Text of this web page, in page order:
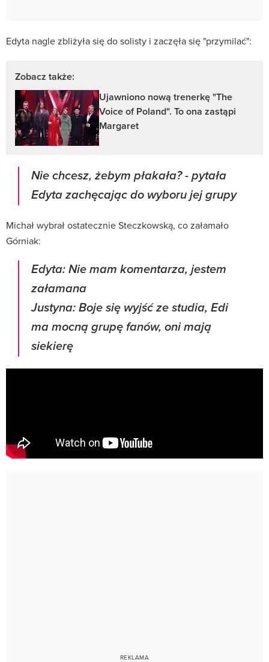
Edyta nagle zbliżyła się do solisty i zaczęła się "przymilać":
Zobacz także:
Ujawniono nową trenerkę "The
Voice of Poland". To ona zastąpi
Margaret
Nie chcesz, żebym płakała?- pytała
Edyta zachęcając do wyboru jej grupy
Michał wybrał ostatecznie Steczkowską, co załamało
Górniak:
Edyta: Nie mam komentarza, jestem
załamana
Justyna: Boje się wyjść ze studia, Edi
ma mocną grupę fanów, oni mają
siekierę